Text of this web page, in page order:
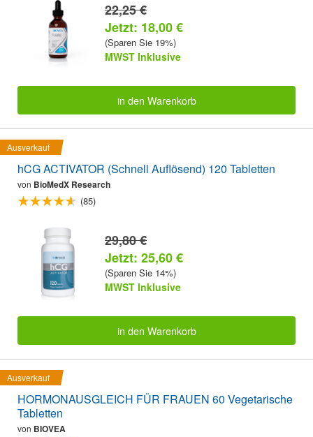
22,25 €
Jetzt: 18,00 €
(Sparen Sie 19%)
MWST Inklusive
in den Warenkorb
Ausverkauf
hCG ACTIVATOR (Schnell Auflösend) 120 Tabletten
von BioMedX Research
(85)
29,80 €
Jetzt: 25,60 €
(Sparen Sie 14%)
MWST Inklusive
in den Warenkorb
Ausverkauf
HORMONAUSGLEICH FÜR FRAUEN 60 Vegetarische
Tabletten
von BIOVEA